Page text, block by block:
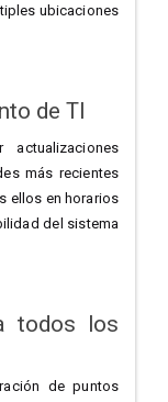
ubicaciones
de TI
más recientes
ellos en horarios
del sistema
todos los
de puntos